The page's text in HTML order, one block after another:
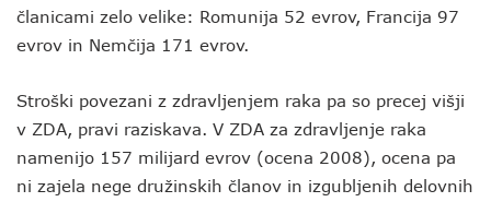
članicami zelo velike: Romunija 52 evrov, Francija 97
evrov in Nemčija 171 evrov.
Stroški povezani z zdravljenjem raka pa so precej višji
v ZDA, pravi raziskava. V ZDA za zdravljenje raka
namenijo 157 milijard evrov (ocena 2008), ocena pa
ni zajela nege družinskih članov in izgubljenih delovnih